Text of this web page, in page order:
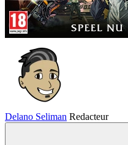
Delano Seliman Redacteur